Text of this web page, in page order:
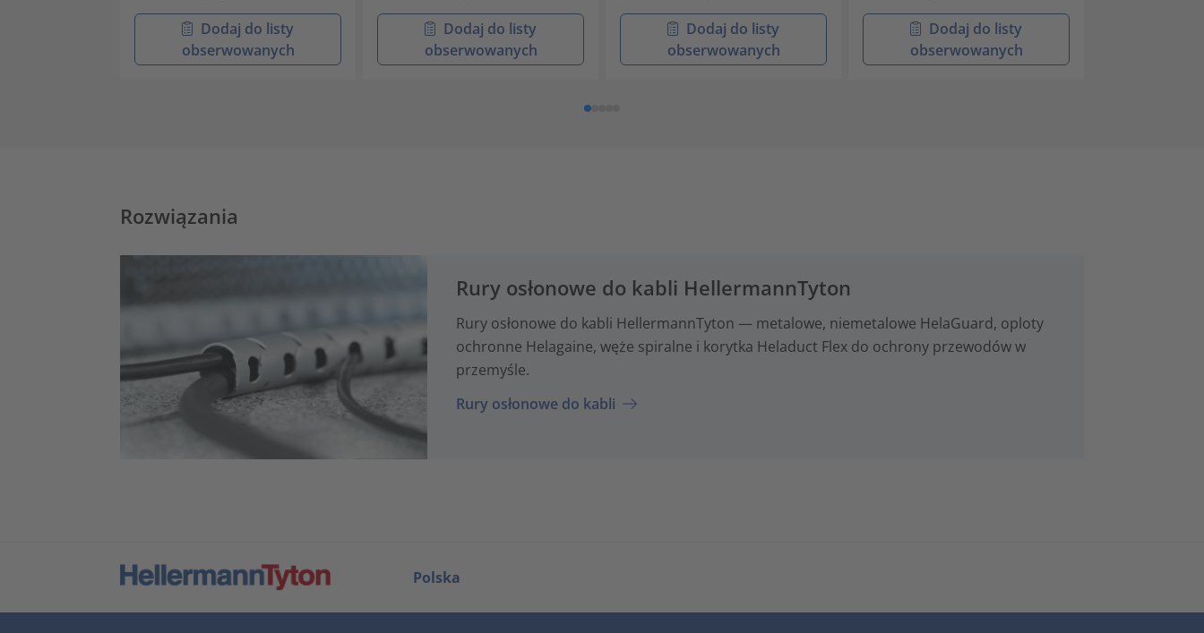
Dodaj do listy
obserwowanych
Dodaj do listy
obserwowanych
Dodaj do listy
obserwowanych
Dodaj do listy
obserwowanych
Rozwiązania
Rury osłonowe do kabli HellermannTyton
Rury osłonowe do kabli HellermannTyton — metalowe, niemetalowe HelaGuard, oploty
ochronne Helagaine, węże spiralne i korytka Heladuct Flex do ochrony przewodów w
przemyśle.
Rury osłonowe do kabli
Polska